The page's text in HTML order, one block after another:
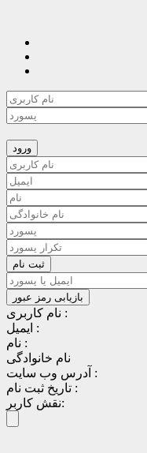
نام کاربری :
ایمیل :
نام :
نام خانوادگی
آدرس وب سایت :
تاریخ ثبت نام :
نقش کاربر: